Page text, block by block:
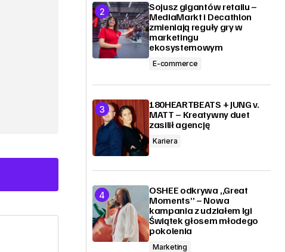
Sojusz gigantów retailu –
MediaMarkt i Decathlon
zmieniają reguły gry w
marketingu
ekosystemowym
E-commerce
180HEARTBEATS + JUNG v.
MATT – Kreatywny duet
zasilił agencję
Kariera
OSHEE odkrywa „Great
Moments” – Nowa
kampania z udziałem Igi
Świątek głosem młodego
pokolenia
Marketing